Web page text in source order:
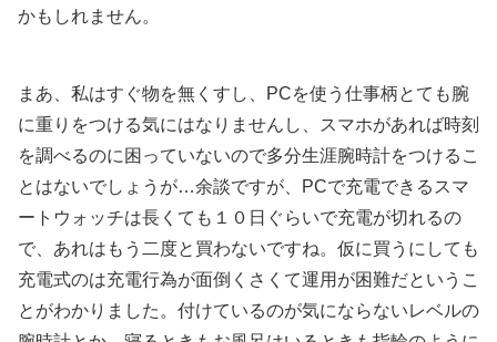
かもしれません。
まあ、私はすぐ物を無くすし、PCを使う仕事柄とても腕
に重りをつける気にはなりませんし、スマホがあれば時刻
を調べるのに困っていないので多分生涯腕時計をつけるこ
とはないでしょうが…余談ですが、PCで充電できるスマ
ートウォッチは長くても１０日ぐらいで充電が切れるの
で、あれはもう二度と買わないですね。仮に買うにしても
充電式のは充電行為が面倒くさくて運用が困難だというこ
とがわかりました。付けているのが気にならないレベルの